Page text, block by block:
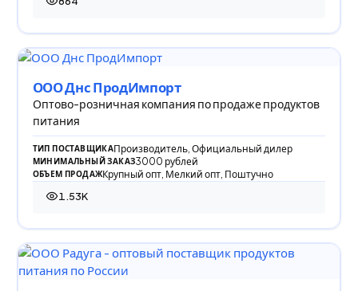
864 просмотра
ООО Днс ПродИмпорт
Оптово-розничная компания по продаже продуктов
питания
ТИП ПОСТАВЩИКАПроизводитель, Официальный дилер
МИНИМАЛЬНЫЙ ЗАКАЗ3000 рублей
ОБЪЕМ ПРОДАЖКрупный опт, Мелкий опт, Поштучно
1.53K
1 530 просмотров